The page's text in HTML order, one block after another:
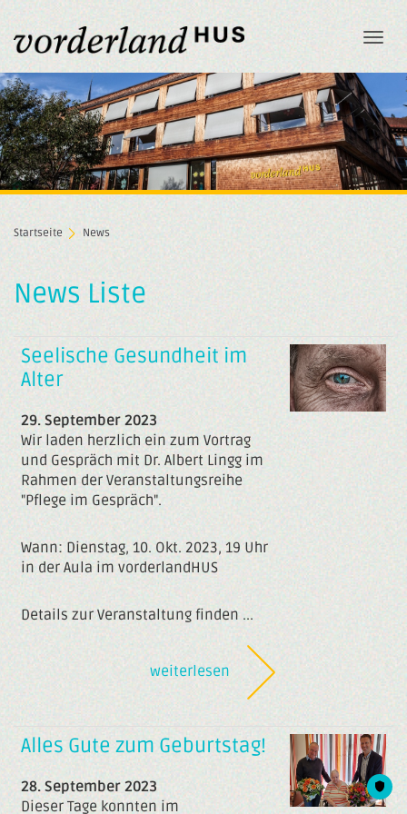
Startseite News
News Liste
Seelische Gesundheit im
Alter
29. September 2023
Wir laden herzlich ein zum Vortrag
und Gespräch mit Dr. Albert Lingg im
Rahmen der Veranstaltungsreihe
"Pflege im Gespräch".
Wann: Dienstag, 10. Okt. 2023, 19 Uhr
in der Aula im vorderlandHUS
Details zur Veranstaltung finden ...
weiterlesen
Alles Gute zum Geburtstag!
28. September 2023
Dieser Tage konnten im